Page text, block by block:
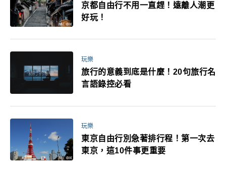
京都自由行不用一直趕！遠離人潮更
好玩！
玩樂
旅行的意義到底是什麼！20句旅行名
言語錄控必看
玩樂
東京自由行別急著排行程！第一次去
東京，這10件事更重要